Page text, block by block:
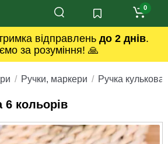
відправлень до 2 днів.
за розуміння! 🙏
0
Ручки, маркери Ручка кулькова
6 кольорів